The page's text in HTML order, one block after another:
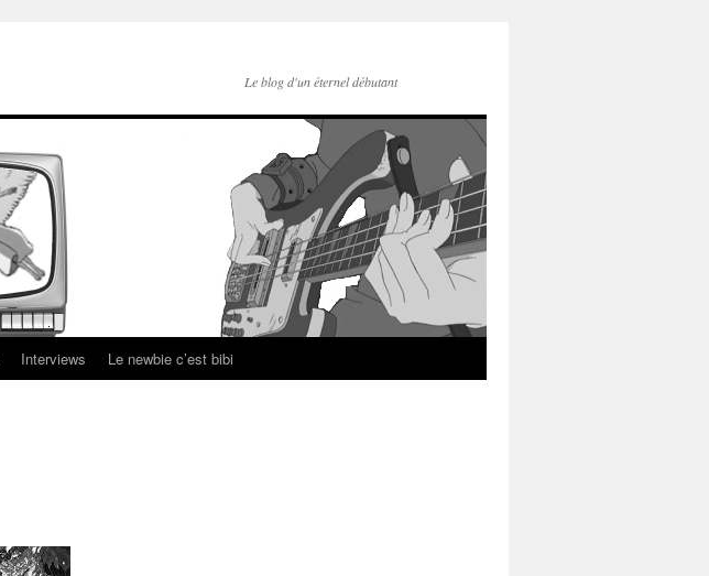
Le blog d'un éternel débutant
Interviews Le newbie c’est bibi